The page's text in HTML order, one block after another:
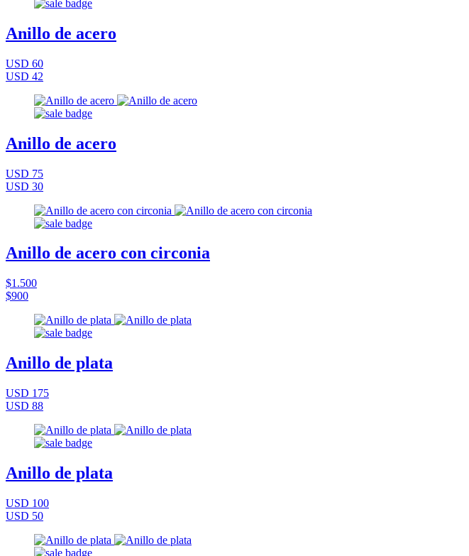
Anillo de acero
USD 60
USD 42
Anillo de acero
USD 75
USD 30
Anillo de acero con circonia
$1.500
$900
Anillo de plata
USD 175
USD 88
Anillo de plata
USD 100
USD 50